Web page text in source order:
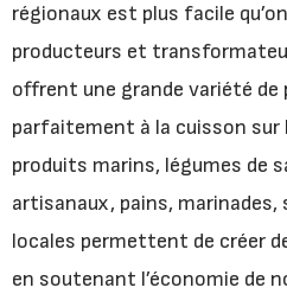
régionaux est plus facile
producteurs et
offrent une grande variété
parfaitement à la cuisson sur
produits marins, légumes de
artisanaux, pains,
locales permettent de créer
en soutenant l’économie de